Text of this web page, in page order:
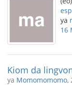
ya
16
Kiom da
ya Momomomomo,